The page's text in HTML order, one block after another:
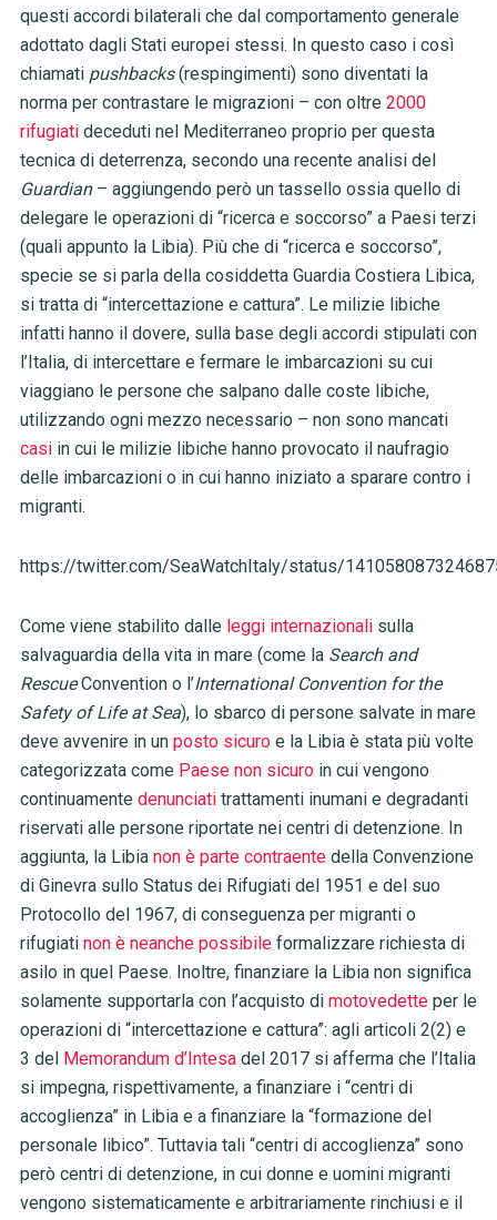
questi accordi bilaterali che dal comportamento generale
adottato dagli Stati europei stessi. In questo caso i così
chiamati pushbacks(respingimenti) sono diventati la
norma per contrastare le migrazioni – con oltre 2000
rifugiatideceduti nel Mediterraneo proprio per questa
tecnica di deterrenza, secondo una recente analisi del
Guardian – aggiungendo però un tassello ossia quello di
delegare le operazioni di “ricerca e soccorso” a Paesi terzi
(quali appunto la Libia). Più che di “ricerca e soccorso”,
specie se si parla della cosiddetta Guardia Costiera Libica,
si tratta di “intercettazione e cattura”. Le milizie libiche
infatti hanno il dovere, sulla base degli accordi stipulati con
l’Italia, di intercettare e fermare le imbarcazioni su cui
viaggiano le persone che salpano dalle coste libiche,
utilizzando ogni mezzo necessario – non sono mancati
casiin cui le milizie libiche hanno provocato il naufragio
delle imbarcazioni o in cui hanno iniziato a sparare contro i
migranti.
https://twitter.com/SeaWatchItaly/status/
Come viene stabilito dalle leggi internazionali sulla
salvaguardia della vita in mare (come la Search and
RescueConvention o l’International Convention for the
Safety of Life at Sea), lo sbarco di persone salvate in mare
deve avvenire in un posto sicuroe la Libia è stata più volte
categorizzata come Paese non sicuroin cui vengono
continuamente denunciatitrattamenti inumani e degradanti
riservati alle persone riportate nei centri di detenzione. In
aggiunta, la Libia non è parte contraentedella Convenzione
di Ginevra sullo Status dei Rifugiati del 1951 e del suo
Protocollo del 1967, di conseguenza per migranti o
rifugiati non è neanche possibileformalizzare richiesta di
asilo in quel Paese. Inoltre, finanziare la Libia non significa
solamente supportarla con l’acquisto di motovedetteper le
operazioni di “intercettazione e cattura”: agli articoli 2(2) e
3 del Memorandum d’Intesadel 2017 si afferma che l’Italia
si impegna, rispettivamente, a finanziare i “centri di
accoglienza” in Libia e a finanziare la “formazione del
personale libico”. Tuttavia tali “centri di accoglienza” sono
però centri di detenzione, in cui donne e uomini migranti
vengono sistematicamente e arbitrariamente rinchiusi e il